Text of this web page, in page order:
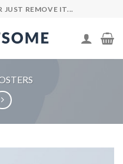
JUST REMOVE IT...